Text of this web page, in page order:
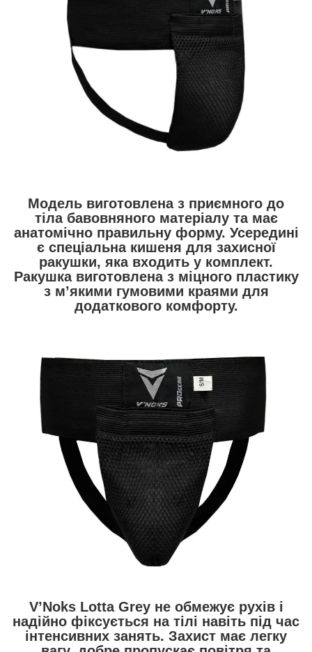
Модель виготовлена з приємного до
тіла бавовняного матеріалу та має
анатомічно правильну форму. Усередині
є спеціальна кишеня для захисної
ракушки, яка входить у комплект.
Ракушка виготовлена з міцного пластику
з м’якими гумовими краями для
додаткового комфорту.
V’Noks Lotta Grey не обмежує рухів і
надійно фіксується на тілі навіть під час
інтенсивних занять. Захист має легку